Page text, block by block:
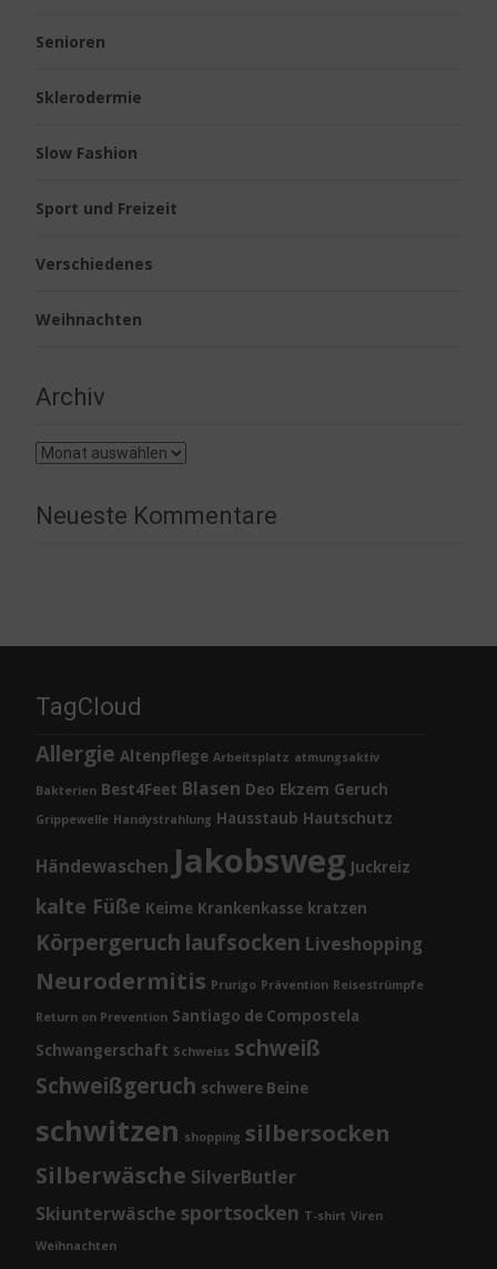
Senioren
Sklerodermie
Slow Fashion
Sport und Freizeit
Verschiedenes
Weihnachten
Archiv
Archiv
Neueste Kommentare
TagCloud
Allergie Altenpflege Arbeitsplatz atmungsaktiv
Bakterien Best4Feet Blasen Deo Ekzem Geruch
Grippewelle Handystrahlung Hausstaub Hautschutz
Händewaschen Jakobsweg Juckreiz
kalte Füße Keime Krankenkasse kratzen
Körpergeruch laufsocken Liveshopping
Neurodermitis Prurigo Prävention Reisestrümpfe
Return on Prevention Santiago de Compostela
Schwangerschaft Schweiss schweiß
Schweißgeruch schwere Beine
schwitzen shopping silbersocken
Silberwäsche SilverButler
Skiunterwäsche sportsocken T-shirt Viren
Weihnachten